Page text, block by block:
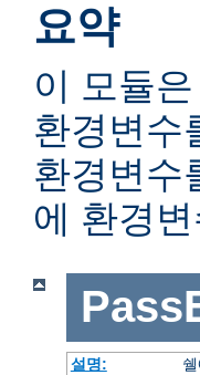
요약
이 모듈
환경변수
환경변수
에 환경
설명: